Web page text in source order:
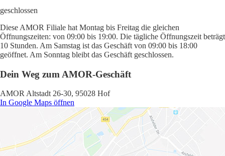
geschlossen
Diese AMOR Filiale hat Montag bis Freitag die gleichen
Öffnungszeiten: von 09:00 bis 19:00. Die tägliche Öffnungszeit beträgt
10 Stunden. Am Samstag ist das Geschäft von 09:00 bis 18:00
geöffnet. Am Sonntag bleibt das Geschäft geschlossen.
Dein Weg zum AMOR-Geschäft
AMOR Altstadt 26-30, 95028 Hof
In Google Maps öffnen